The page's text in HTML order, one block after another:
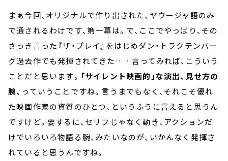
まぁ今回、オリジナルで作り出された、ヤウージャ語のみ
で通されるわけです、第一幕は。で、ここでやっぱり、その
さっき言った『ザ・プレイ』をはじめダン・トラクテンバー
グ過去作でも発揮されてきた……言ってみれば、こういう
ことだと思います。 「サイレント映画的」な演出、見せ方の
腕、 っていうことですね。言うまでもなく、それこそ優れ
た映画作家の資質のひとつ、というふうに言えると思うん
ですけど。要するに、セリフじゃなく動き、アクションだ
けでいろいろ物語る腕、みたいなのが、いかんなく発揮さ
れていると思うんですね。